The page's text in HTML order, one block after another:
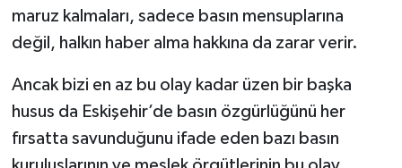
maruz kalmaları, sadece basın mensuplarına
değil, halkın haber alma hakkına da zarar verir.
Ancak bizi en az bu olay kadar üzen bir başka
husus da Eskişehir’de basın özgürlüğünü her
fırsatta savunduğunu ifade eden bazı basın